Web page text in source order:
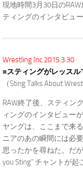
現地時間3月30日の
ティングのインタビュ
Wrestling Inc 2015.3.30
■スティングがレッス
（Sting Talks About
RAW終了後、スティン
ィングのインタビュー
ヤングは、ここまで来
ニアのあの瞬間には必
思ったかを尋ねた。だ
you Sting” チャントが起